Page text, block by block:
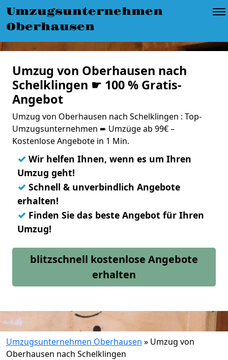
Umzugsunternehmen
Oberhausen
Umzug von Oberhausen nach
Schelklingen ☛ 100 % Gratis-
Angebot
Umzug von Oberhausen nach Schelklingen : Top-
Umzugsunternehmen ➨ Umzüge ab 99€ –
Kostenlose Angebote in 1 Min.
✓ Wir helfen Ihnen, wenn es um Ihren
Umzug geht!
✓ Schnell & unverbindlich Angebote
erhalten!
✓ Finden Sie das beste Angebot für Ihren
Umzug!
blitzschnell kostenlose Angebote
erhalten
Umzugsunternehmen Oberhausen » Umzug von
Oberhausen nach Schelklingen